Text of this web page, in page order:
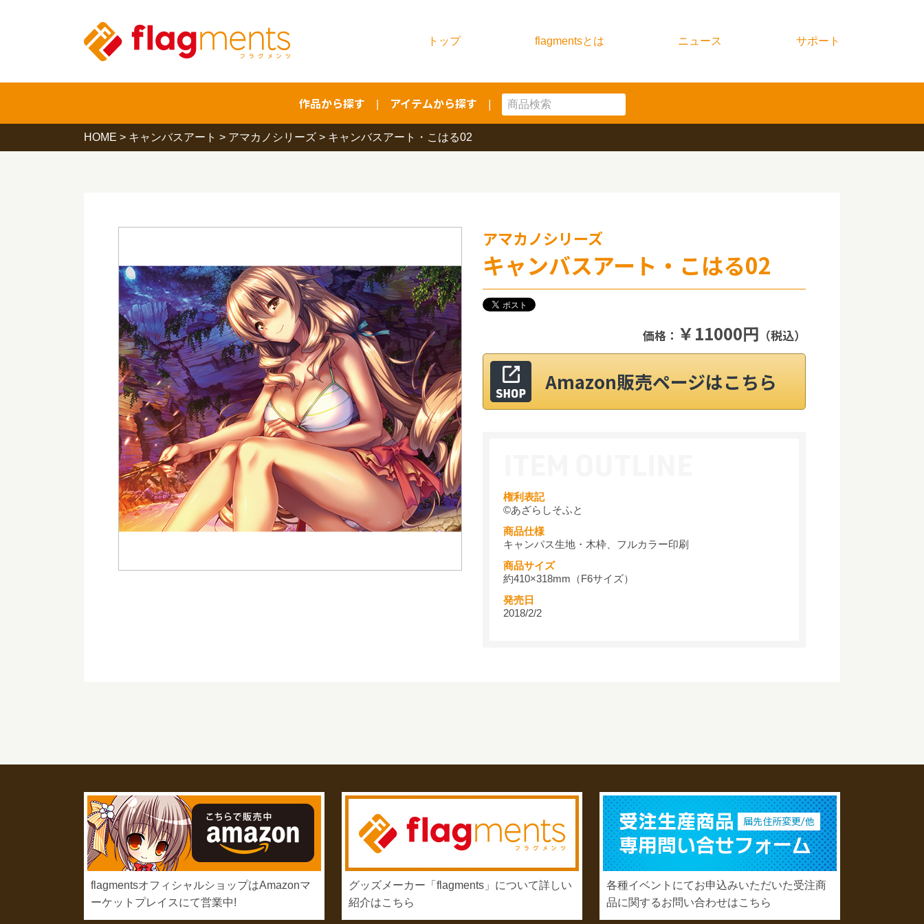
トップ flagmentsとは ニュース サポート
作品から探す アイテムから探す
HOME > キャンバスアート > アマカノシリーズ > キャンバスアート・こはる02
アマカノシリーズ
キャンバスアート・こはる02
価格： ￥11000円 （税込）
Amazon販売ページはこちら
権利表記
©あざらしそふと
商品仕様
キャンパス生地・木枠、フルカラー印刷
商品サイズ
約410×318mm（F6サイズ）
発売日
2018/2/2
flagmentsオフィシャルショップはAmazonマ
ーケットプレイスにて営業中!
グッズメーカー「flagments」について詳しい
紹介はこちら
各種イベントにてお申込みいただいた受注商
品に関するお問い合わせはこちら